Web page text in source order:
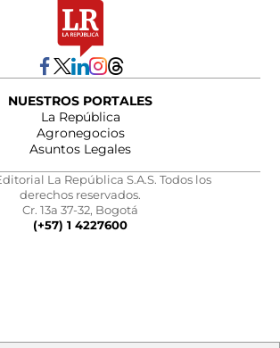
NUESTROS PORTALES
La República
Agronegocios
Asuntos Legales
La República S.A.S. Todos los
derechos reservados.
Cr. 13a 37-32, Bogotá
(+57) 1 4227600